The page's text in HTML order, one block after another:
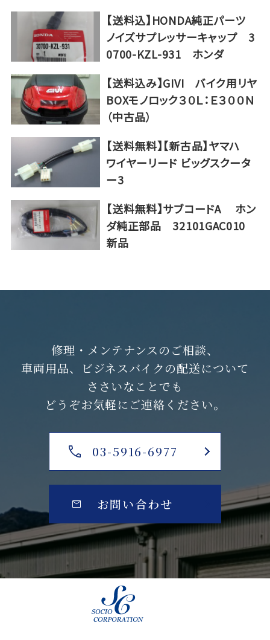
【送料込】HONDA純正パーツ
ノイズサプレッサーキャップ 3
0700-KZL-931 ホンダ
【送料込み】GIVI バイク用リヤ
BOXモノロック３０Ｌ：Ｅ３００Ｎ
（中古品）
【送料無料】【新古品】ヤマハ
ワイヤーリード ビッグスクータ
ー3
【送料無料】サブコードA ホン
ダ純正部品 32101GAC010
新品
修理・メンテナンスのご相談、
車両用品、ビジネスバイクの配送について
ささいなことでも
どうぞお気軽にご連絡ください。
03-5916-6977
お問い合わせ